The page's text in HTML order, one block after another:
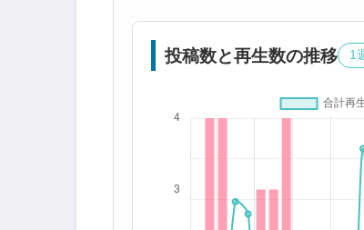
投稿数と再生数の推移 1